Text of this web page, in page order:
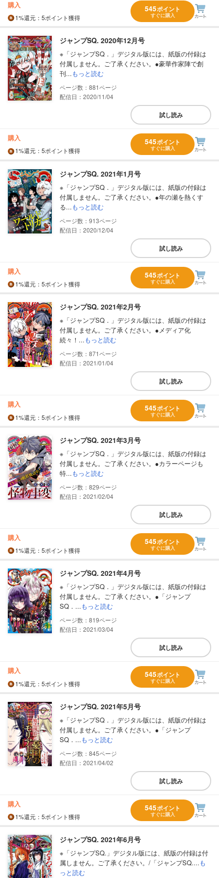
購入
1%還元 ：5ポイント獲得
545ポイント
すぐに購入
ジャンプSQ. 2020年12月号
※「ジャンプSQ．」デジタル版には、紙版の付録は
付属しません。ご了承ください。●豪華作家陣で創
刊...もっと読む
881
配信日：2020/11/04
試し読み
購入
1%還元 ：5ポイント獲得
545ポイント
すぐに購入
ジャンプSQ. 2021年1月号
※「ジャンプSQ．」デジタル版には、紙版の付録は
付属しません。ご了承ください。●年の瀬を熱くす
る...もっと読む
913
配信日：2020/12/04
試し読み
購入
1%還元 ：5ポイント獲得
545ポイント
すぐに購入
ジャンプSQ. 2021年2月号
※「ジャンプSQ．」デジタル版には、紙版の付録は
付属しません。ご了承ください。●メディア化
続々！...もっと読む
871
配信日：2021/01/04
試し読み
購入
1%還元 ：5ポイント獲得
545ポイント
すぐに購入
ジャンプSQ. 2021年3月号
※「ジャンプSQ．」デジタル版には、紙版の付録は
付属しません。ご了承ください。●カラーページも
特...もっと読む
829
配信日：2021/02/04
試し読み
購入
1%還元 ：5ポイント獲得
545ポイント
すぐに購入
ジャンプSQ. 2021年4月号
※「ジャンプSQ．」デジタル版には、紙版の付録は
付属しません。ご了承ください。●「ジャンプ
SQ．...もっと読む
819
配信日：2021/03/04
試し読み
購入
1%還元 ：5ポイント獲得
545ポイント
すぐに購入
ジャンプSQ. 2021年5月号
※「ジャンプSQ．」デジタル版には、紙版の付録は
付属しません。ご了承ください。●「ジャンプ
SQ．...もっと読む
845
配信日：2021/04/02
試し読み
購入
1%還元 ：5ポイント獲得
545ポイント
すぐに購入
ジャンプSQ. 2021年6月号
※「ジャンプSQ.」デジタル版には、紙版の付録は付
属しません。ご了承ください。/「ジャンプSQ....も
っと読む